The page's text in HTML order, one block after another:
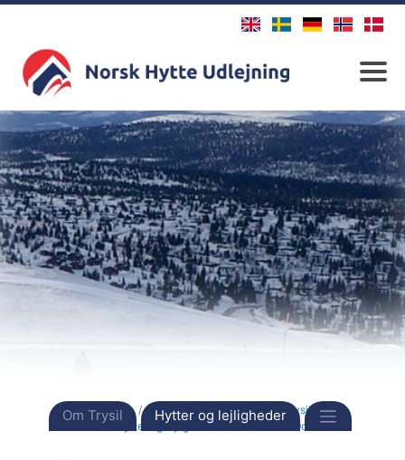
Om Trysil Hytter og lejligheder
Forside Destinationer Norge
Trysil
Hytter og lejligheder
Trollstua 729c